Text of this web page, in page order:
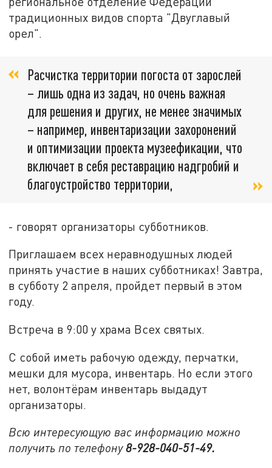
традиционных видов спорта "Двуглавый
орел".
Расчистка территории погоста от зарослей
– лишь одна из задач, но очень важная
для решения и других, не менее значимых
– например, инвентаризации захоронений
и оптимизации проекта музеефикации, что
включает в себя реставрацию надгробий и
благоустройство территории,
- говорят организаторы субботников.
Приглашаем всех неравнодушных людей
принять участие в наших субботниках! Завтра,
в субботу 2 апреля, пройдет первый в этом
году.
Встреча в 9:00 у храма Всех святых.
С собой иметь рабочую одежду, перчатки,
мешки для мусора, инвентарь. Но если этого
нет, волонтёрам инвентарь выдадут
организаторы.
Всю интересующую вас информацию можно
получить по телефону8-928-040-51-49.